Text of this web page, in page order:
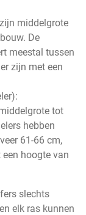
middelgrote
De
meestal tussen
zijn met een
tot
hebben
61-66 cm,
hoogte van
slechts
elk ras kunnen